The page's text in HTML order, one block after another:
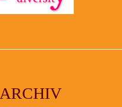
ARCHIV